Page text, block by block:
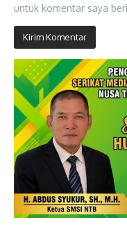
untuk komentar saya